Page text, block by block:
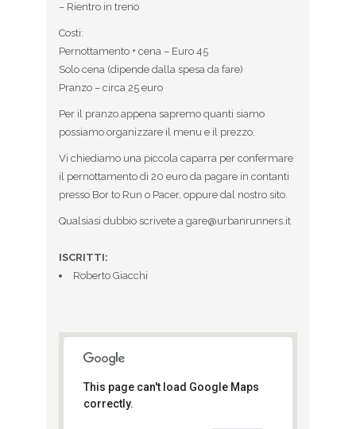
– Rientro in treno
Costi:
Pernottamento + cena – Euro 45
Solo cena (dipende dalla spesa da fare)
Pranzo – circa 25 euro
Per il pranzo appena sapremo quanti siamo
possiamo organizzare il menu e il prezzo.
Vi chiediamo una piccola caparra per confermare
il pernottamento di 20 euro da pagare in contanti
presso Bor to Run o Pacer, oppure dal nostro sito.
Qualsiasi dubbio scrivete a gare@urbanrunners.it
ISCRITTI:
Roberto Giacchi
Maratona di
This page can't load Google Maps
correctly.